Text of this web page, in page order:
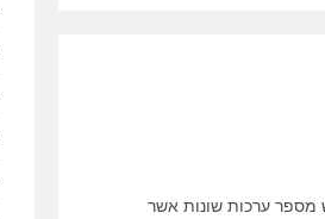
מספר ערכות שונות אשר